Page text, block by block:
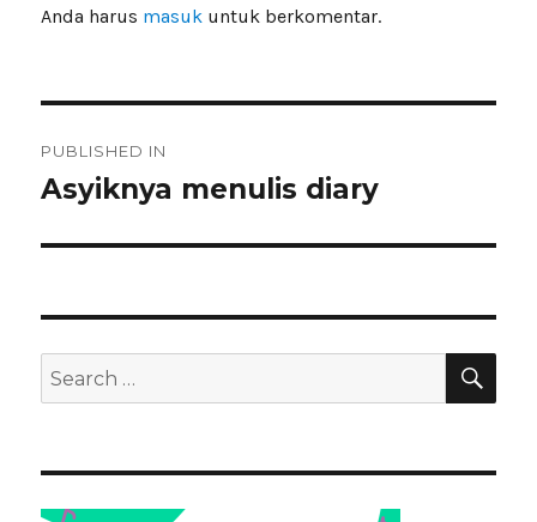
Anda harus masuk untuk berkomentar.
pos
PUBLISHED IN
Asyiknya menulis diary
Search
for: